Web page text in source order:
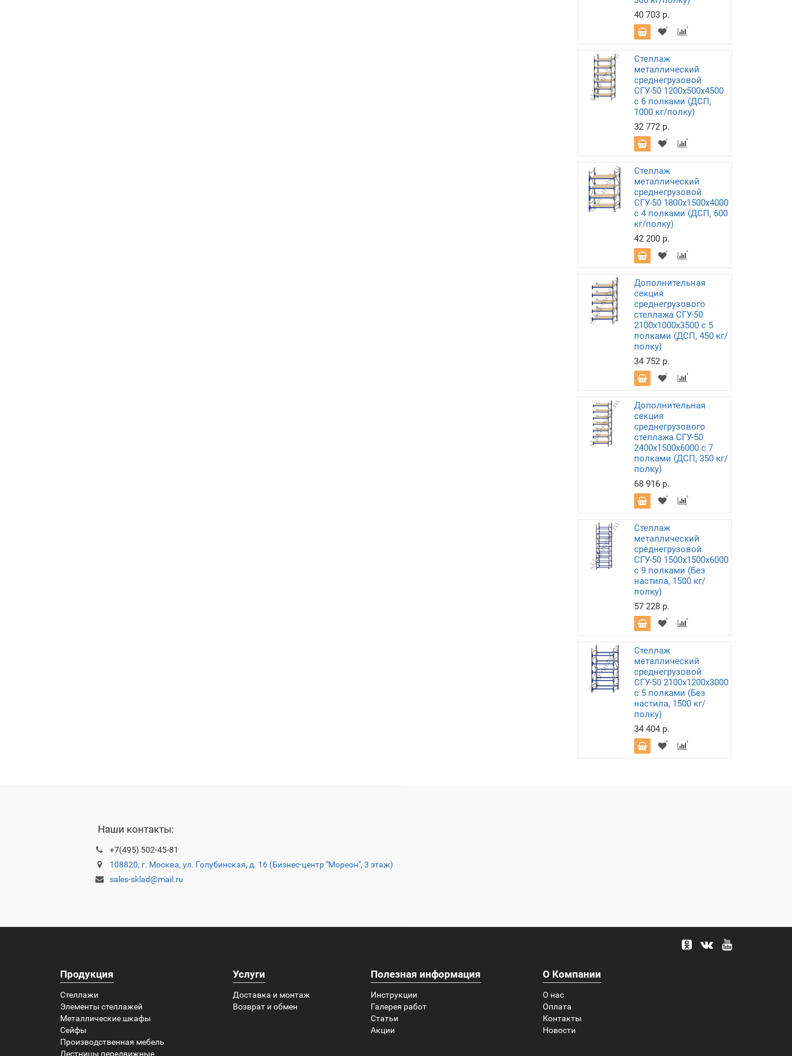
40 703 р.
Стеллаж
металлический
среднегрузовой
СГУ-50 1200х500х4500
с 6 полками (ДСП,
1000 кг/полку)
32 772 р.
Стеллаж
металлический
среднегрузовой
СГУ-50 1800х1500х4000
с 4 полками (ДСП, 600
кг/полку)
42 200 р.
Дополнительная
секция
среднегрузового
стеллажа СГУ-50
2100х1000х3500 с 5
полками (ДСП, 450 кг/
полку)
34 752 р.
Дополнительная
секция
среднегрузового
стеллажа СГУ-50
2400х1500х6000 с 7
полками (ДСП, 350 кг/
полку)
68 916 р.
Стеллаж
металлический
среднегрузовой
СГУ-50 1500х1500х6000
с 9 полками (Без
настила, 1500 кг/
полку)
57 228 р.
Стеллаж
металлический
среднегрузовой
СГУ-50 2100х1200х3000
с 5 полками (Без
настила, 1500 кг/
полку)
34 404 р.
Наши контакты:
+7(495) 502-45-81
108820, г. Москва, ул. Голубинская, д. 16 (Бизнес-центр "Мореон", 3 этаж)
sales-sklad@mail.ru
Продукция
Стеллажи
Элементы стеллажей
Металлические шкафы
Сейфы
Производственная мебель
Лестницы передвижные
Услуги
Доставка и монтаж
Возврат и обмен
Полезная информация
Инструкции
Галерея работ
Статьи
Акции
О Компании
О нас
Оплата
Контакты
Новости